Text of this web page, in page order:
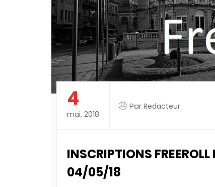
4
mai, 2018
Par Redacteur
INSCRIPTIONS
04/05/18